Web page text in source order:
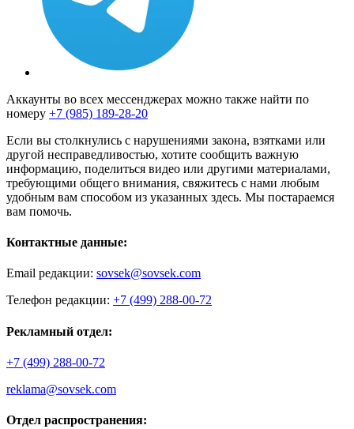
Аккаунты во всех мессенджерах можно также найти по
номеру +7 (985) 189-28-20
Если вы столкнулись с нарушениями закона, взятками или
другой несправедливостью, хотите сообщить важную
информацию, поделиться видео или другими материалами,
требующими общего внимания, свяжитесь с нами любым
удобным вам способом из указанных здесь. Мы постараемся
вам помочь.
Контактные данные:
Email редакции: sovsek@sovsek.com
Телефон редакции: +7 (499) 288-00-72
Рекламный отдел:
+7 (499) 288-00-72
reklama@sovsek.com
Отдел распространения: